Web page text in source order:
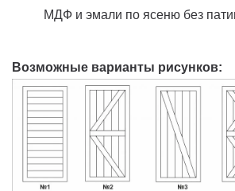
МДФ и эмали по ясеню без
Возможные варианты рисунков: